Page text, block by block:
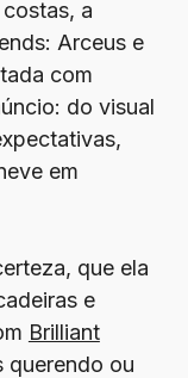
a
Arceus e
com
do visual
em
que ela
e
Brilliant
querendo ou